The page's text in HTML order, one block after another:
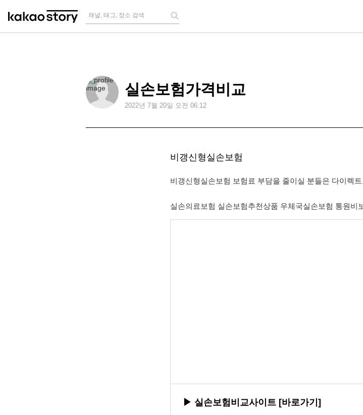
채널, 태그, 장소 검색
실손보험가격비교
2022년 7월 20일 오전 06:12
비갱신형실손보험
비갱신형실손보험 보험료 부담을 줄이실 분들은 다이렉
실손의료보험 실손보험추천상품 우체국실손보험 통원비
▶ 실손보험비교사이트 [바로가기]